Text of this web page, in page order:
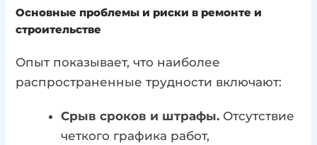
Основные проблемы и риски в ремонте и
строительстве
Опыт показывает, что наиболее
распространенные трудности включают:
Срыв сроков и штрафы. Отсутствие
четкого графика работ,